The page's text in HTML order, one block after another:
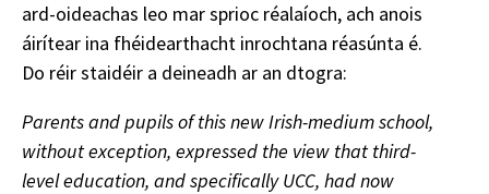
ard-oideachas leo mar sprioc réalaíoch, ach anois
áirítear ina fhéidearthacht inrochtana réasúnta é.
Do réir staidéir a deineadh ar an dtogra:
Parents and pupils of this new Irish-medium school,
without exception, expressed the view that third-
level education, and specifically UCC, had now